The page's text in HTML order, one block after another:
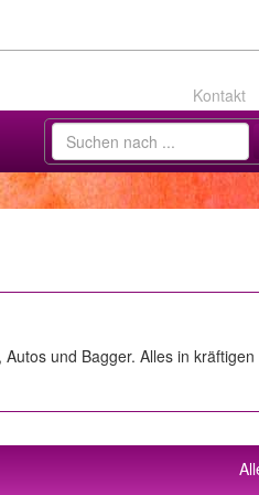
Kontakt
und Bagger. Alles in